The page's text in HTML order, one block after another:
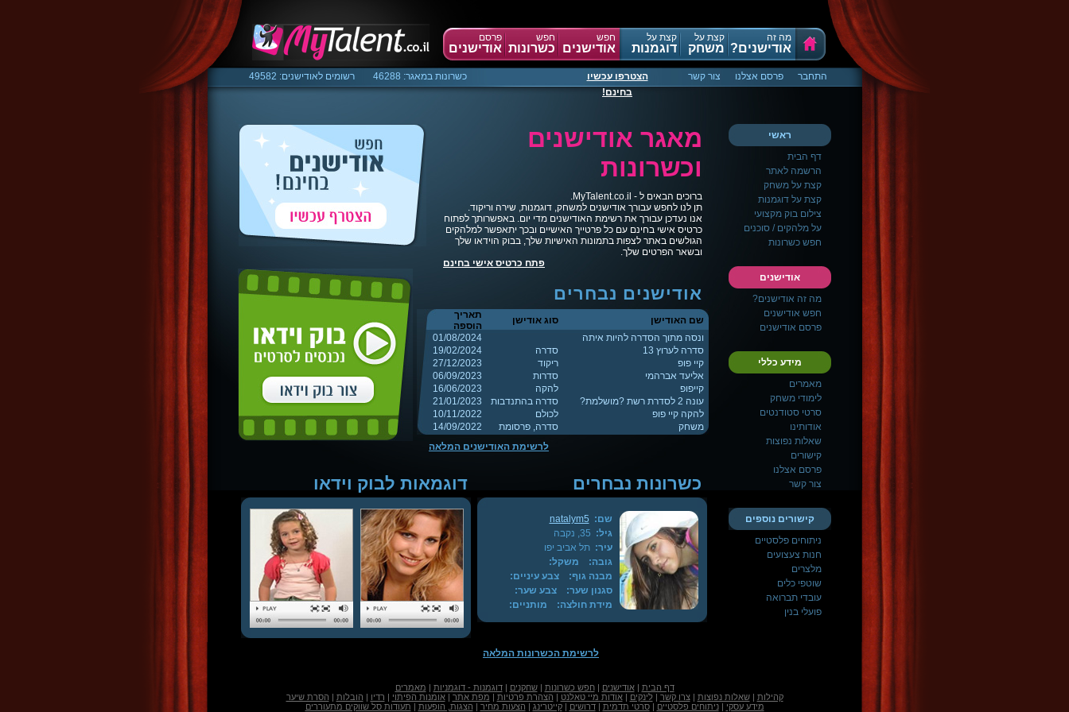
פרסם
אודישנים
חפש
כשרונות
חפש
אודישנים
קצת על
דוגמנות
קצת על
משחק
מה זה
אודישנים?
התחבר פרסם אצלנו צור קשר
הצטרפו עכשיו
בחינם!
כשרונות במאגר: 46288 רשומים לאודישנים: 49582
מאגר אודישנים
וכשרונות
ברוכים הבאים ל - MyTalent.co.il.
תן לנו לחפש עבורך אודישנים למשחק, דוגמנות, שירה וריקוד.
אנו נעדכן עבורך את רשימת האודישנים מדי יום. באפשרותך לפתוח
כרטיס אישי בחינם עם כל פרטייך האישיים ובכך יתאפשר למלהקים
הגולשים באתר לצפות בתמונות האישיות שלך, בבוק הוידאו שלך
ובשאר הפרטים שלך.
פתח כרטיס אישי בחינם
אודישנים נבחרים
שם האודישן סוג אודישן
תאריך
הוספה
ונסה מתוך הסדרה להיות איתה
01/08/2024
סדרה לערוץ 13
סדרה
19/02/2024
קיי פופ
ריקוד
27/12/2023
אליעד אברהמי
סדרות
06/09/2023
קייפופ
להקה
16/06/2023
עונה 2 לסדרת רשת ?מושלמת?
סדרה בהתנדבות
21/01/2023
להקה קיי פופ
לכולם
10/11/2022
משחק
סדרה, פרסומת
14/09/2022
לרשימת האודישנים המלאה
דוגמאות לבוק וידאו כשרונות נבחרים
שם: natalym5
גיל:
עיר: תל אביב יפו
גובה:
משקל:
מבנה גוף:
צבע עיניים:
סגנון שער:
צבע שער:
מידת חולצה:
מותניים:
לרשימת הכשרונות המלאה
ראשי
דף הבית
הרשמה לאתר
קצת על משחק
קצת על דוגמנות
צילום בוק מקצועי
על מלהקים / סוכנים
חפש כשרונות
אודישנים
מה זה אודישנים?
חפש אודישנים
פרסם אודישנים
מידע כללי
מאמרים
לימודי משחק
סרטי סטודנטים
אודותינו
שאלות נפוצות
קישורים
פרסם אצלנו
צור קשר
קישורים נוספים
ניתוחים פלסטיים
חנות צעצועים
מלצרים
שוטפי כלים
עובדי תברואה
פועלי בנין
דף הבית |אודישנים |חפש כשרונות |שחקנים |דוגמנות - דוגמניות | מאמרים
קהילות |שאלות נפוצות |צרו קשר |לינקים |אודות מיי טאלנט | הצהרת פרטיות | מפת אתר |אומנות הפיתוי | רדיו | הובלות | הסרת שיער
מידע עסקי |ניתוחים פלסטיים |סרטי תדמית |דרושים |קייטרינג | הצעות מחיר | הצגות, הופעות | תעודות סל שווקים מתעוררים